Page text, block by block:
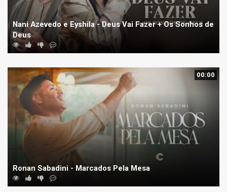
Nani Azevedo e Eyshila - Deus Vai Fazer + Os Sonhos de
Deus
Ronan Sabadini - Marcados Pela Mesa
00:00